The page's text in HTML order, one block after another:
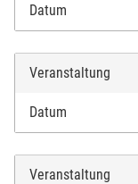
Datum
Veranstaltung
Datum
Veranstaltung